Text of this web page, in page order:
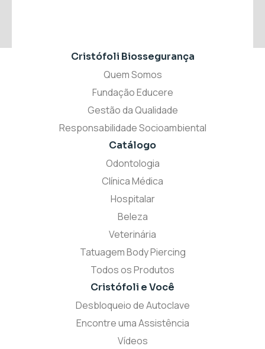
Cristófoli Biossegurança
Quem Somos
Fundação Educere
Gestão da Qualidade
Responsabilidade Socioambiental
Catálogo
Odontologia
Clínica Médica
Hospitalar
Beleza
Veterinária
Tatuagem Body Piercing
Todos os Produtos
Cristófoli e Você
Desbloqueio de Autoclave
Encontre uma Assistência
Vídeos